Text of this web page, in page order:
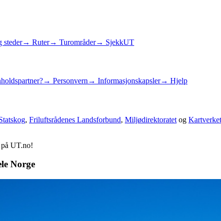
→ Ruter→ Turområder→ SjekkUT
→ Personvern → Informasjonskapsler→ Hjelp
, Friluftsrådenes Landsforbund, Miljødirektoratet og Kartverket
UT.no!
Norge